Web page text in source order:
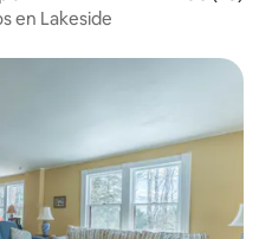
en Lakeside